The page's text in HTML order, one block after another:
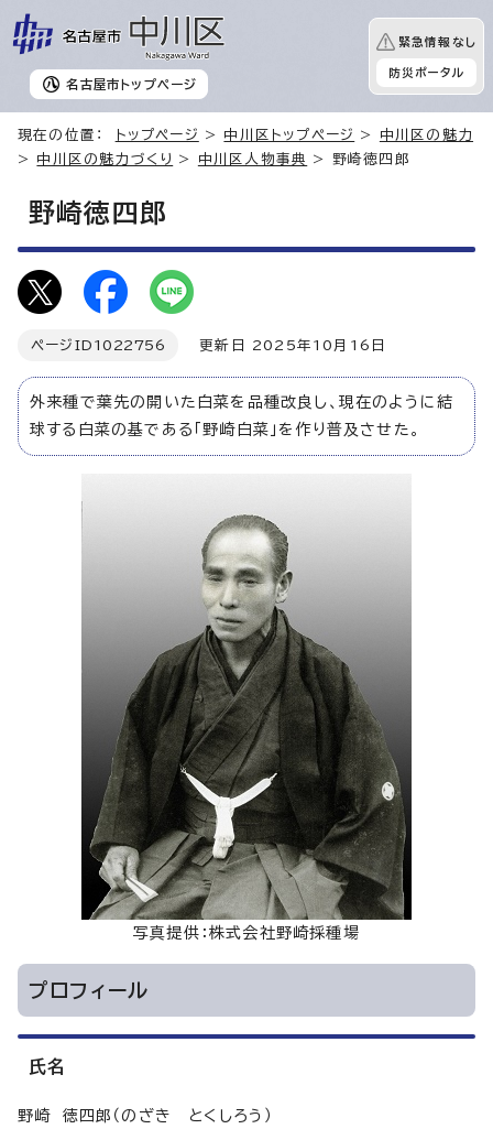
名古屋市 トップページ
緊急情報なし
防災ポータル
現在の位置： トップページ > 中川区トップページ > 中川区の魅力
> 中川区の魅力づくり > 中川区人物事典 > 野崎徳四郎
野崎徳四郎
ページID 1022756 更新日 2025年10月16日
外来種で葉先の開いた白菜を品種改良し、現在のように結
球する白菜の基である「野崎白菜」を作り普及させた。
写真提供：株式会社野崎採種場
プロフィール
氏名
野崎 徳四郎（のざき とくしろう）